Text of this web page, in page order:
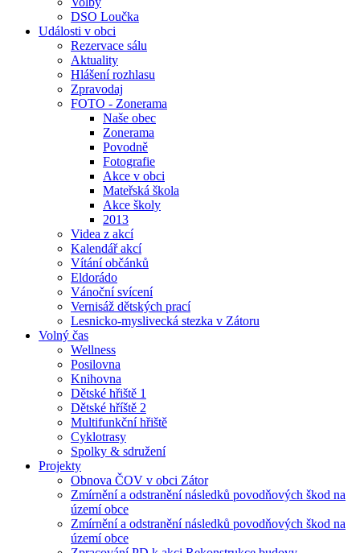
DSO Loučka
Události v obci
Rezervace sálu
Aktuality
Hlášení rozhlasu
Zpravodaj
FOTO - Zonerama
Naše obec
Zonerama
Povodně
Fotografie
Akce v obci
Mateřská škola
Akce školy
2013
Videa z akcí
Kalendář akcí
Vítání občánků
Eldorádo
Vánoční svícení
Vernisáž dětských prací
Lesnicko-myslivecká stezka v Zátoru
Volný čas
Wellness
Posilovna
Knihovna
Dětské hřiště 1
Dětské hříště 2
Multifunkční hřiště
Cyklotrasy
Spolky & sdružení
Projekty
Obnova ČOV v obci Zátor
Zmírnění a odstranění následků povodňových škod na
území obce
Zmírnění a odstranění následků povodňových škod na
území obce